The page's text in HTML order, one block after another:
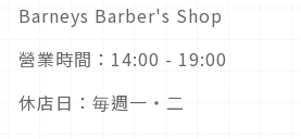
Barneys Barber's Shop
營業時間：14:00 - 19:00
休店日：毎週一・二